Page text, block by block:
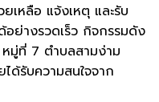
เหลือ แจ้งเหตุ และรับ
อย่างรวดเร็ว กิจกรรมดัง
มู่ที่ 7 ตำบลสามง่าม
ด้รับความสนใจจาก